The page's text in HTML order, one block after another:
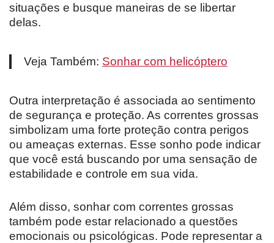
situações e busque maneiras de se libertar
delas.
Veja Também: Sonhar com helicóptero
Outra interpretação é associada ao sentimento
de segurança e proteção. As correntes grossas
simbolizam uma forte proteção contra perigos
ou ameaças externas. Esse sonho pode indicar
que você está buscando por uma sensação de
estabilidade e controle em sua vida.
Além disso, sonhar com correntes grossas
também pode estar relacionado a questões
emocionais ou psicológicas. Pode representar a